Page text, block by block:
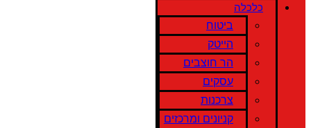
כלכלה
ביטוח
הייטק
הר חוצבים
עסקים
צרכנות
קניונים ומרכזים